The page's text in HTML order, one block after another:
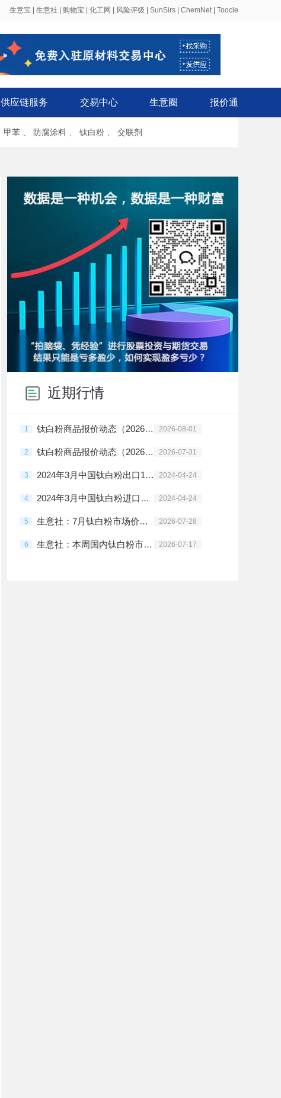
生意宝 生意社 购物宝 化工网 风险评级 SunSirs ChemNet| Toocle
供应链服务 交易中心 生意圈 报价通
甲苯 防腐涂料 钛白粉 交联剂
近期行情
1 钛白粉商品报价动态（2026-08-01） 2026-08-01
2 钛白粉商品报价动态（2026-07-31） 2026-07-31
3 2024年3月中国钛白粉出口19.61万吨 2024-04-24
4 2024年3月中国钛白粉进口量10463.99吨 2024-04-24
5 生意社：7月钛白粉市场价格下跌 2026-07-28
6 生意社：本周国内钛白粉市场重心向下（7.10-7.17） 2026-07-17